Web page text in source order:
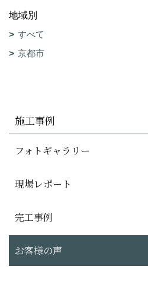
地域別
すべて
京都市
施工事例
フォトギャラリー
現場レポート
完工事例
お客様の声